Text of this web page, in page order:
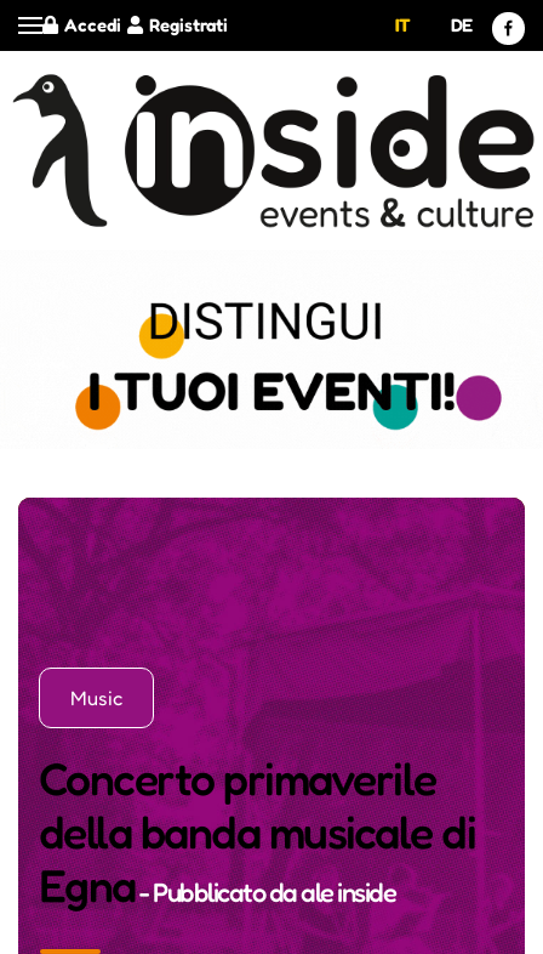
Registrati
Accedi IT DE
Music
Concerto primaverile
della banda musicale di
Egna- Pubblicato daale inside